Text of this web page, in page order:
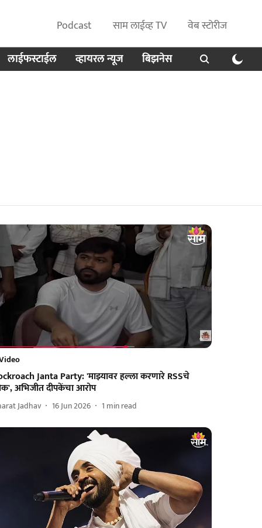
Podcast साम लाईव्ह TV
वेब स्टोरीज
लाईफस्टाईल
व्हायरल न्यूज बिझनेस
Janta Party: 'माझ्यावर हल्ला करणारे RSSचे
अभिजीत दीपकेंचा आरोप
Jadhav 16 Jun 2026 1 min read